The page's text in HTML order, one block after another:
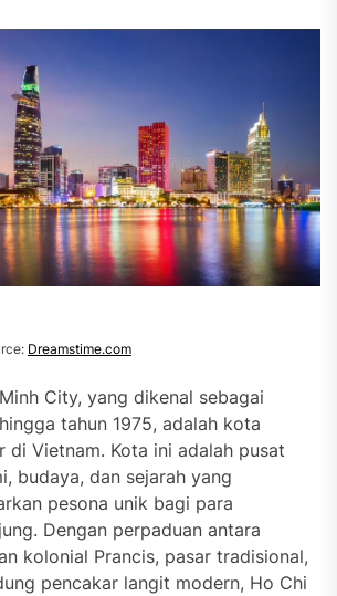
Dreamstime.com
City, yang dikenal sebagai
tahun 1975, adalah kota
di Vietnam. Kota ini adalah pusat
budaya, dan sejarah yang
pesona unik bagi para
Dengan perpaduan antara
kolonial Prancis, pasar tradisional,
pencakar langit modern, Ho Chi